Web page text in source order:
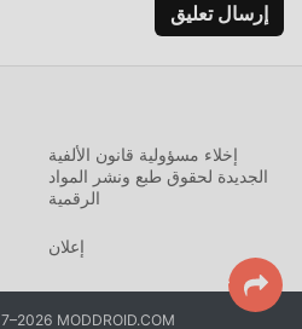
إرسال تعليق
إخلاء مسؤولية قانون الألفية
الجديدة لحقوق طبع ونشر المواد
الرقمية
إعلان
MODDROID.COM